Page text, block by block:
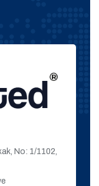
No: 1/1102,